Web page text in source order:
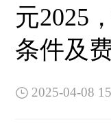
元2025
条件及
2025-04-08